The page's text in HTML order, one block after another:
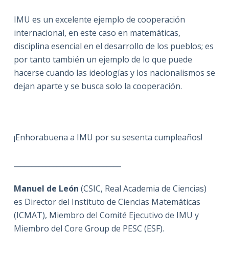
IMU es un excelente ejemplo de cooperación
internacional, en este caso en matemáticas,
disciplina esencial en el desarrollo de los pueblos; es
por tanto también un ejemplo de lo que puede
hacerse cuando las ideologías y los nacionalismos se
dejan aparte y se busca solo la cooperación.
¡Enhorabuena a IMU por su sesenta cumpleaños!
Manuel de León (CSIC, Real Academia de Ciencias)
es Director del Instituto de Ciencias Matemáticas
(ICMAT), Miembro del Comité Ejecutivo de IMU y
Miembro del Core Group de PESC (ESF).